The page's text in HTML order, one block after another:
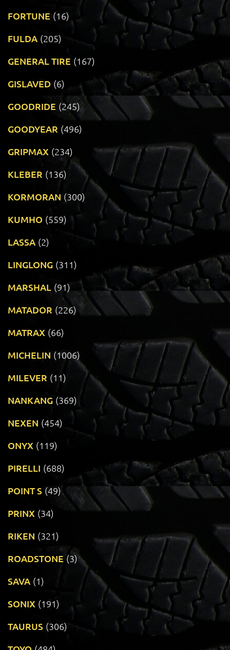
FORTUNE (16)
FULDA (205)
GENERAL TIRE (167)
GISLAVED (6)
GOODRIDE (245)
GOODYEAR (496)
GRIPMAX (234)
KLEBER (136)
KORMORAN (300)
KUMHO (559)
LASSA (2)
LINGLONG (311)
MARSHAL (91)
MATADOR (226)
MATRAX (66)
MICHELIN (1006)
MILEVER (11)
NANKANG (369)
NEXEN (454)
ONYX (119)
PIRELLI (688)
POINT S (49)
PRINX (34)
RIKEN (321)
ROADSTONE (3)
SAVA (1)
SONIX (191)
TAURUS (306)